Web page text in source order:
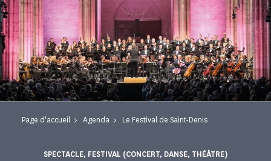
Page d'accueil Agenda Le Festival de Saint-Denis
SPECTACLE, FESTIVAL (CONCERT, DANSE, THÉÂTRE)